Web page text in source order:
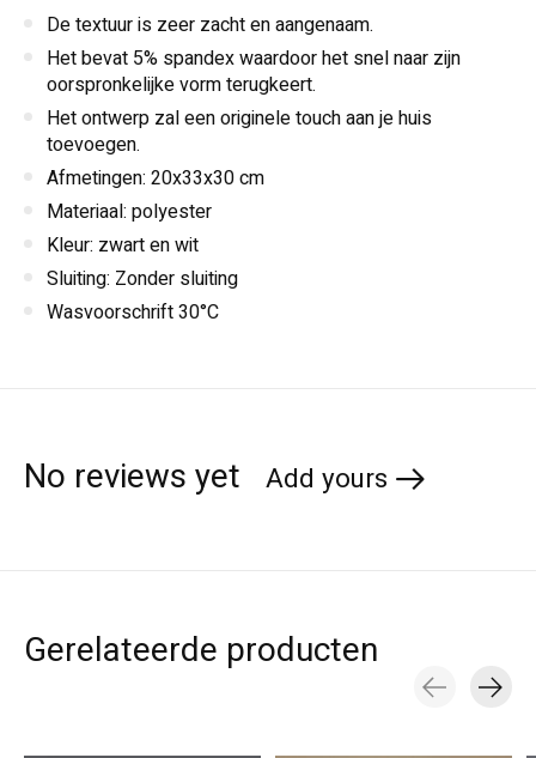
De textuur is zeer zacht en aangenaam.
Het bevat 5% spandex waardoor het snel naar zijn
oorspronkelijke vorm terugkeert.
Het ontwerp zal een originele touch aan je huis
toevoegen.
Afmetingen: 20x33x30 cm
Materiaal: polyester
Kleur: zwart en wit
Sluiting: Zonder sluiting
Wasvoorschrift 30°C
No reviews yet Add yours
Gerelateerde producten